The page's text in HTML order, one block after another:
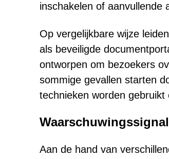
inschakelen of aanvullende
Op vergelijkbare wijze
als beveiligde
ontworpen om bezoekers
sommige gevallen starten
technieken worden
Aan de hand van